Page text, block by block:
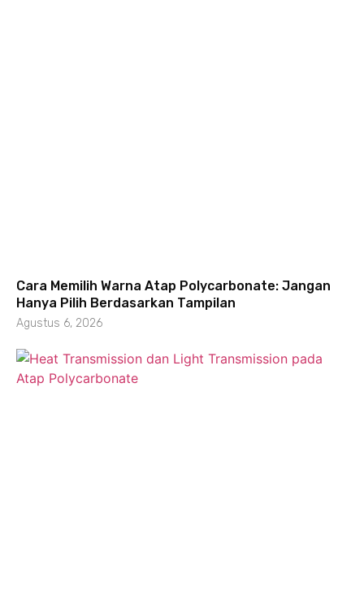
Cara Memilih Warna Atap Polycarbonate: Jangan
Hanya Pilih Berdasarkan Tampilan
Agustus 6, 2026